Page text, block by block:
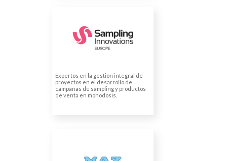
Expertos en la gestión integral de
proyectos en el desarrollo de
campañas de sampling y productos
de venta en monodosis.
Traducción de página web